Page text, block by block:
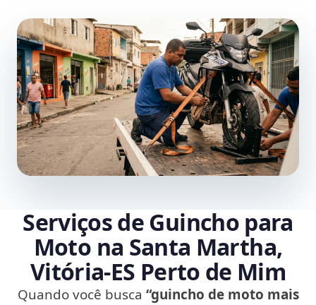
Serviços de Guincho para
Moto na Santa Martha,
Vitória‑ES Perto de Mim
Quando você busca “guincho de moto mais